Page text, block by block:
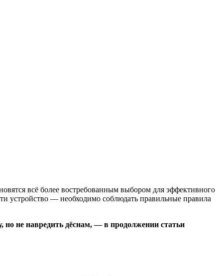
всё более востребованным выбором для эффективного
устройство — необходимо соблюдать правильные правила
но не навредить дёснам, — в продолжении статьи